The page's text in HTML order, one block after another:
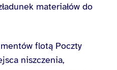
materiałów do
flotą Poczty
niszczenia,